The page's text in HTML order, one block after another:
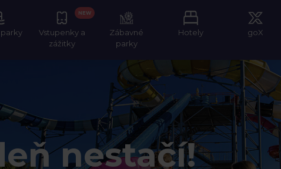
Vstupenky a
zážitky
NEW
Zábavné
parky
Hotely goX
nestačí!